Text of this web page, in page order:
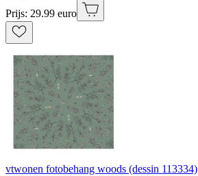
Prijs: 29.99 euro
vtwonen fotobehang woods (dessin 113334)